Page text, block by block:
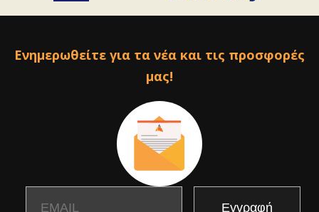
Ενημερωθείτε για τα νέα και τις προσφορές
μας!